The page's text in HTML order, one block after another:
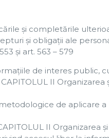
și completările
și obligații ale
și art. 563 – 579
de interes public,
II
de aplicare a
II Organizarea